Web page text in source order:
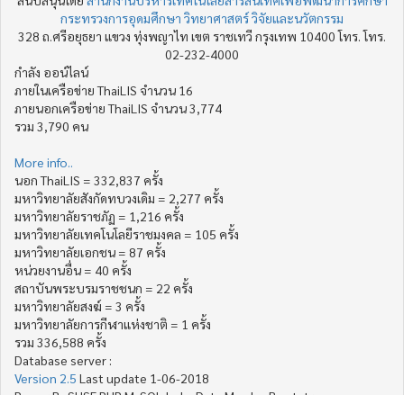
กระทรวงการอุดมศึกษา วิทยาศาสตร์ วิจัยและนวัตกรรม
328 ถ.ศรีอยุธยา แขวง ทุ่งพญาไท เขต ราชเทวี กรุงเทพ 10400 โทร. โทร.
02-232-4000
กำลัง ออน์ไลน์
ภายในเครือข่าย ThaiLIS จำนวน 16
ภายนอกเครือข่าย ThaiLIS จำนวน 3,774
รวม 3,790 คน
More info..
นอก ThaiLIS = 332,837 ครั้ง
มหาวิทยาลัยสังกัดทบวงเดิม = 2,277 ครั้ง
มหาวิทยาลัยราชภัฏ = 1,216 ครั้ง
มหาวิทยาลัยเทคโนโลยีราชมงคล = 105 ครั้ง
มหาวิทยาลัยเอกชน = 87 ครั้ง
หน่วยงานอื่น = 40 ครั้ง
สถาบันพระบรมราชชนก = 22 ครั้ง
มหาวิทยาลัยสงฆ์ = 3 ครั้ง
มหาวิทยาลัยการกีฬาแห่งชาติ = 1 ครั้ง
รวม 336,588 ครั้ง
Database server :
Version 2.5 Last update 1-06-2018